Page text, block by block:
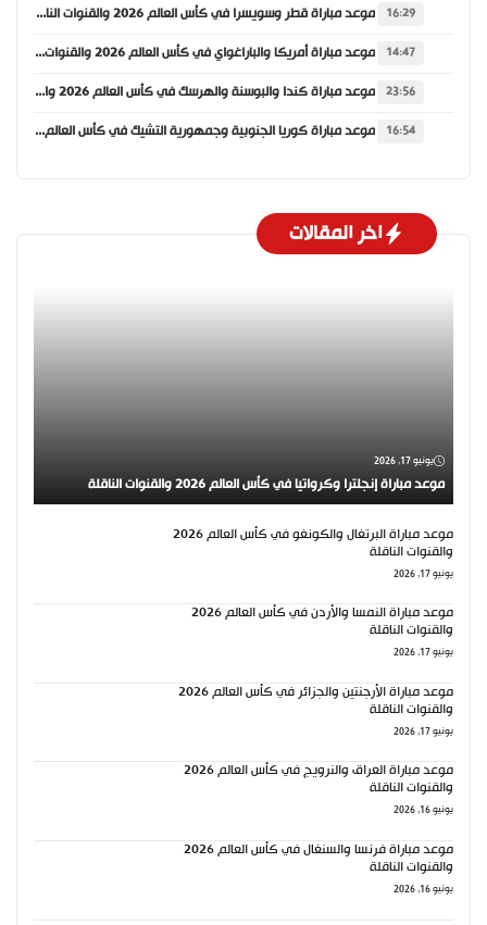
16:29 موعد مباراة قطر وسويسرا في كأس العالم 2026 والقنوات الناقلة
14:47 موعد مباراة أمريكا والباراغواي في كأس العالم 2026 والقنوات الناقلة
23:56 موعد مباراة كندا والبوسنة والهرسك في كأس العالم 2026 والقنوات الناقلة
16:54 موعد مباراة كوريا الجنوبية وجمهورية التشيك في كأس العالم 2026 والقنوات الناقلة
اخر المقالات
يونيو 17, 2026
موعد مباراة إنجلترا وكرواتيا في كأس العالم 2026 والقنوات الناقلة
موعد مباراة البرتغال والكونغو في كأس العالم 2026
والقنوات الناقلة
يونيو 17, 2026
موعد مباراة النمسا والأردن في كأس العالم 2026
والقنوات الناقلة
يونيو 17, 2026
موعد مباراة الأرجنتين والجزائر في كأس العالم 2026
والقنوات الناقلة
يونيو 17, 2026
موعد مباراة العراق والنرويج في كأس العالم 2026
والقنوات الناقلة
يونيو 16, 2026
موعد مباراة فرنسا والسنغال في كأس العالم 2026
والقنوات الناقلة
يونيو 16, 2026